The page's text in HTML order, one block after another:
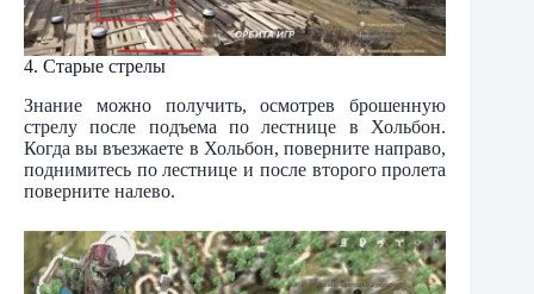
4. Старые стрелы
Знание можно получить, осмотрев брошенную
стрелу после подъема по лестнице в Хольбон.
Когда вы въезжаете в Хольбон, поверните направо,
поднимитесь по лестнице и после второго пролета
поверните налево.